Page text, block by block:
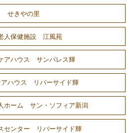
せきやの里
人保健施設 江風苑
アハウス サンパレス輝
アハウス リバーサイド輝
ホーム サン・ソフィア新潟
センター リバーサイド輝